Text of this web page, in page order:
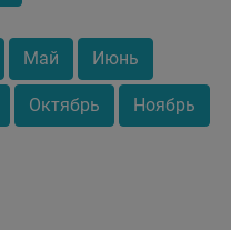
Май Июнь
Октябрь Ноябрь